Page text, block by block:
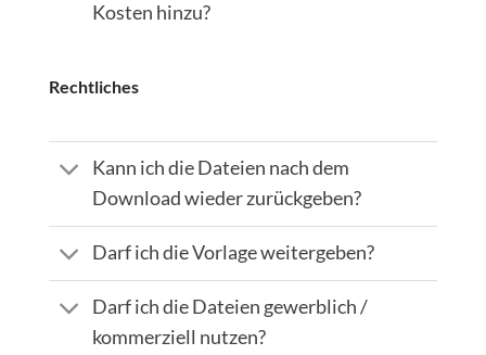
Kosten hinzu?
Rechtliches
Kann ich die Dateien nach dem
Download wieder zurückgeben?
Darf ich die Vorlage weitergeben?
Darf ich die Dateien gewerblich /
kommerziell nutzen?